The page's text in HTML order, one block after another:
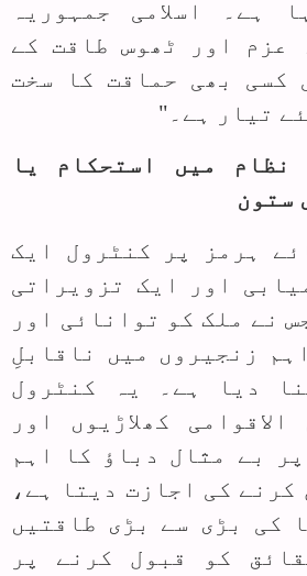
ہے۔ اسلامی جمہوریہ
عزم اور ٹھوس طاقت کے
کسی بھی حماقت کا سخت
تیار ہے۔"
نظام میں استحکام یا
ستون
ہرمز پر کنٹرول ایک
اور ایک تزویراتی
نے ملک کو توانائی اور
زنجیروں میں ناقابلِ
دیا ہے۔ یہ کنٹرول
کھلاڑیوں اور
بے مثال دباؤ کا اہم
کرنے کی اجازت دیتا ہے،
کی بڑی سے بڑی طاقتیں
کو قبول کرنے پر